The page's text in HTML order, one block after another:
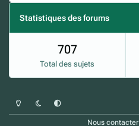
Statistiques des forums
Total des sujets
707
Mode clairMode sombrePréférence du système
Nous contacter